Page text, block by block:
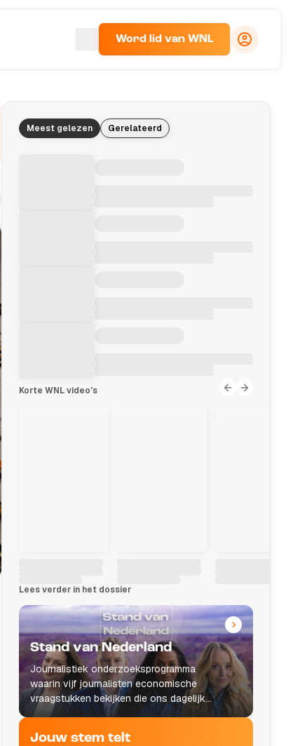
Word lid van WNL
Meest gelezen Gerelateerd
Korte WNL video's
Lees verder in het dossier
Stand van Nederland
Journalistiek onderzoeksprogramma
waarin vijf journalisten economische
vraagstukken bekijken die ons dagelijks
leven raken.
Jouw stem telt